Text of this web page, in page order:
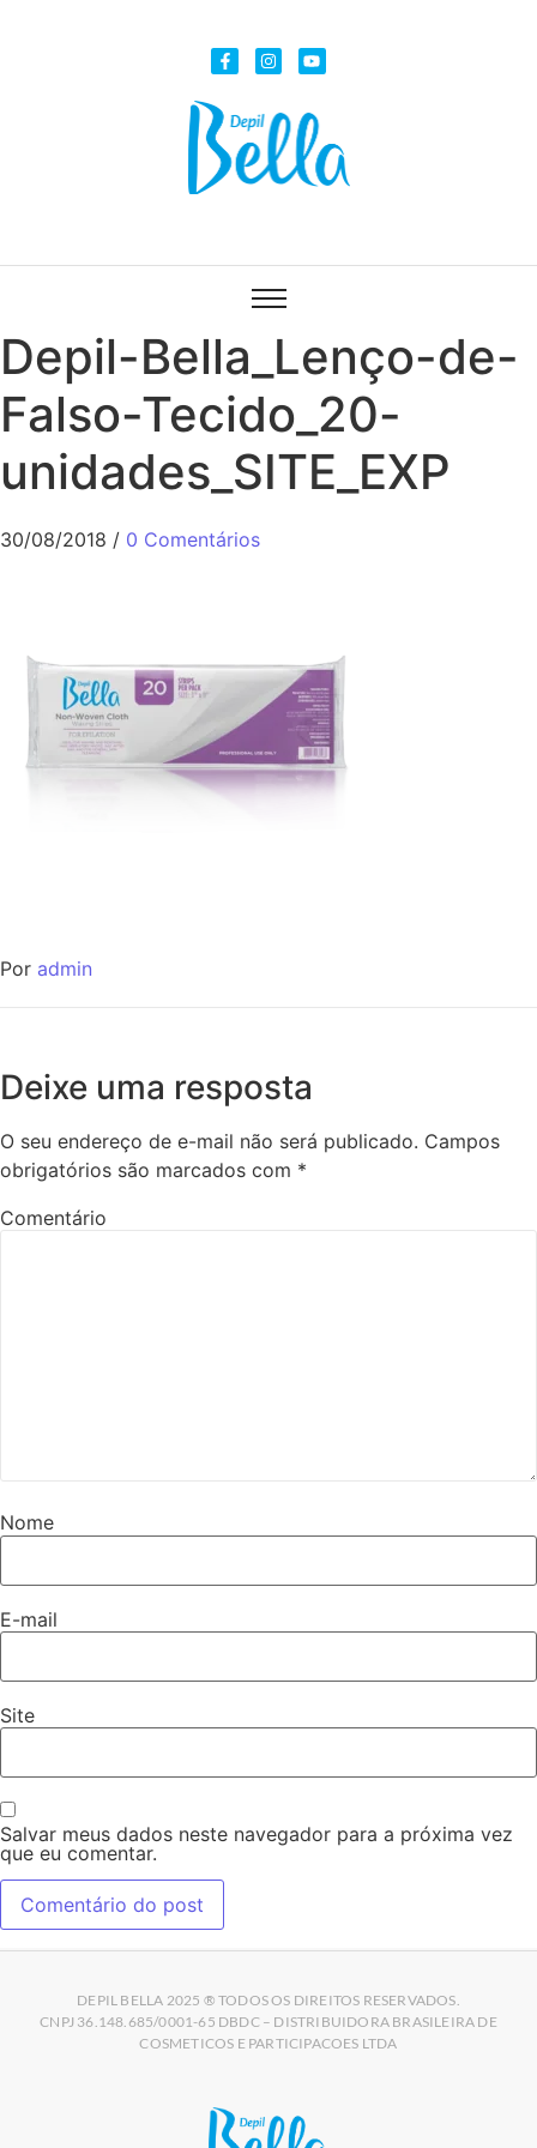
Depil-Bella_Lenço-de-
Falso-Tecido_20-
unidades_SITE_EXP
30/08/2018 / 0 Comentários
Por admin
Deixe uma resposta
O seu endereço de e-mail não será publicado. Campos
obrigatórios são marcados com *
Comentário
Nome
E-mail
Site
Salvar meus dados neste navegador para a próxima vez
que eu comentar.
DEPIL BELLA 2025 ® TODOS OS DIREITOS RESERVADOS.
CNPJ 36.148.685/0001-65 DBDC – DISTRIBUIDORA BRASILEIRA DE
COSMETICOS E PARTICIPACOES LTDA